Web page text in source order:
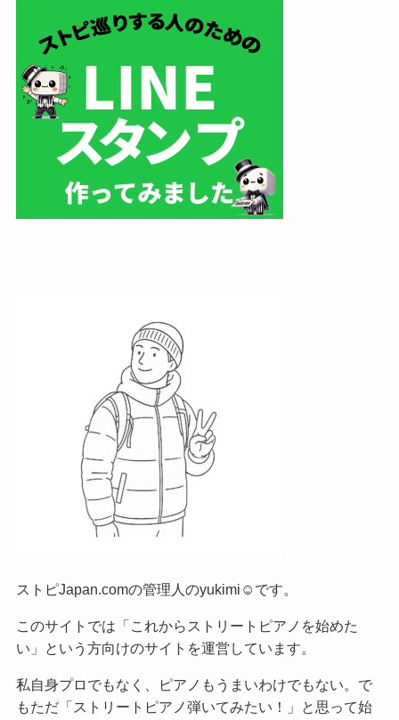
ストピJapan.comの管理人のyukimi☺です。
このサイトでは「これからストリートピアノを始めた
い」という方向けのサイトを運営しています。
私自身プロでもなく、ピアノもうまいわけでもない。で
もただ「ストリートピアノ弾いてみたい！」と思って始